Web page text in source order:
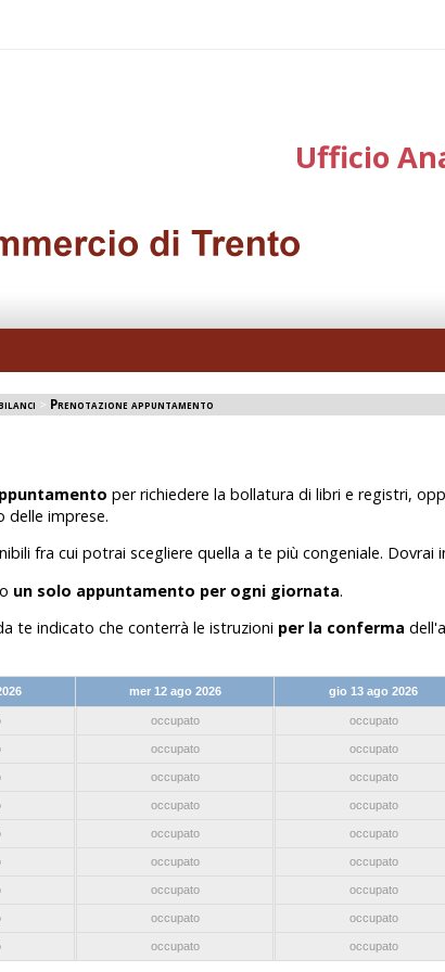
Ufficio
> Prenotazione appuntamento
per richiedere la bollatura di libri e registri,
imprese.
fra cui potrai scegliere quella a te più congeniale. Dovrai
un solo appuntamento per ogni giornata.
te indicato che conterrà le istruzioni per la conferma
mer 12 ago 2026 gio 13 ago 2026
occupato occupato
occupato occupato
occupato occupato
occupato occupato
occupato occupato
occupato occupato
occupato occupato
occupato occupato
occupato occupato